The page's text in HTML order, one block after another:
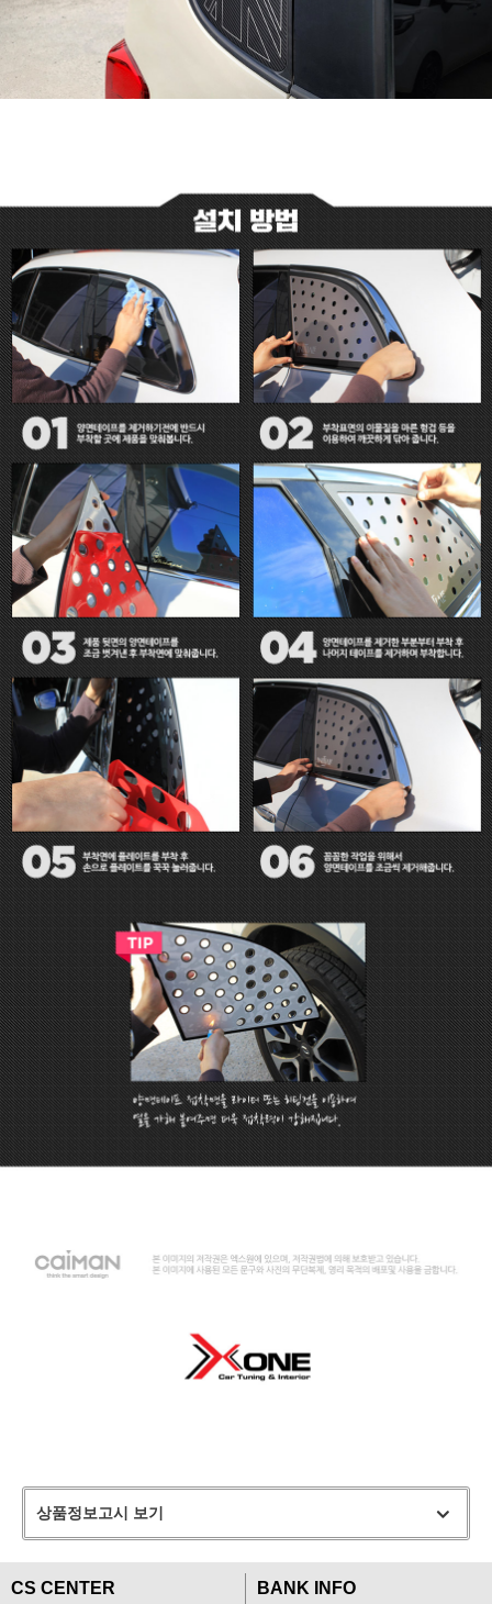
상품정보고시 보기
CS CENTER BANK INFO